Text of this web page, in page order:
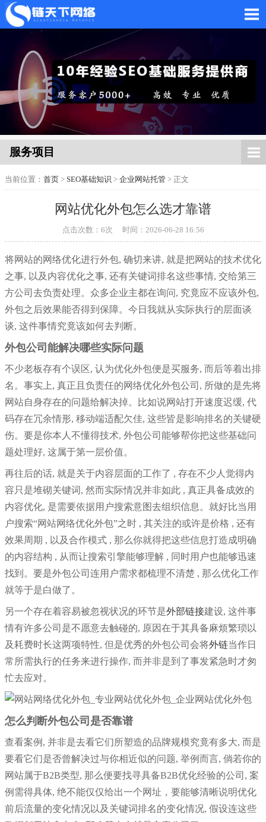
网站托管_网站托管代运
营_SEO优化外包服务
「链天下网络科技有限
公司」
服务项目
当前位置： 首页 > SEO基础知识 > 企业网站托管 > 正文
网站优化外包怎么选才靠谱
点击次数： 6次 时间：2026-06-28 16:56
将网站的网络优化进行外包, 确切来讲, 就是把网站的技术优化
之事, 以及内容优化之事, 还有关键词排名这些事情, 交给第三
方公司去负责处理。众多企业主都在询问, 究竟应不应该外包,
外包之后效果能否得到保障。今日我就从实际执行的层面谈
谈, 这件事情究竟该如何去判断。
外包公司能解决哪些实际问题
不少老板存有个误区, 认为优化外包便是买服务, 而后等着出排
名。事实上, 真正且负责任的网络优化外包公司, 所做的是先将
网站自身存在的问题给解决掉。比如说网站打开速度迟缓, 代
码存在冗余情形, 移动端适配欠佳, 这些皆是影响排名的关键硬
伤。要是你本人不懂得技术, 外包公司能够帮你把这些基础问
题处理好, 这属于第一层价值。
再往后的话, 就是关于内容层面的工作了 , 存在不少人觉得内
容只是堆砌关键词, 然而实际情况并非如此 , 真正具备成效的
内容优化, 是需要依据用户搜索意图去组织信息。就好比当用
户搜索“网站网络优化外包”之时 , 其关注的或许是价格 , 还有
效果周期 , 以及合作模式 , 那么你就得把这些信息打造成明确
的内容结构 , 从而让搜索引擎能够理解 , 同时用户也能够迅速
找到。要是外包公司连用户需求都梳理不清楚 , 那么优化工作
就等于是白做了。
另一个存在着容易被忽视状况的环节是外部链接建设, 这件事
情有许多公司是不愿意去触碰的, 原因在于其具备麻烦繁琐以
及耗费时长这两项特性, 但是优秀的外包公司会将外链当作日
常所需执行的任务来进行操作, 而并非是到了事发紧急时才匆
忙去应对。
怎么判断外包公司是否靠谱
查看案例, 并非是去看它们所塑造的品牌规模究竟有多大, 而是
要看它们是否曾解决过与你相近似的问题, 举例而言, 倘若你的
网站属于B2B类型, 那么便要找寻具备B2B优化经验的公司, 案
例需得具体, 绝不能仅仅给出一个网址，要能够清晰说明优化
前后流量的变化情况以及关键词排名的变化情况, 假设连这些